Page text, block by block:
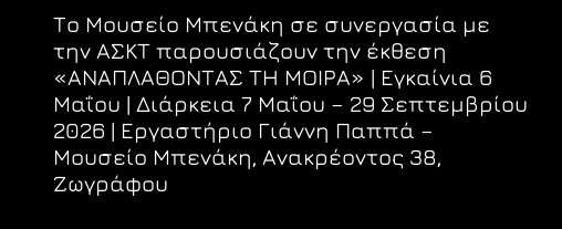
Το Μουσείο Μπενάκη σε συνεργασία με
την ΑΣΚΤ παρουσιάζουν την έκθεση
«ΑΝΑΠΛΑΘΟΝΤΑΣ ΤΗ ΜΟΙΡΑ» | Εγκαίνια 6
Μαΐου | Διάρκεια 7 Μαΐου – 29 Σεπτεμβρίου
2026 | Εργαστήριο Γιάννη Παππά –
Μουσείο Μπενάκη, Ανακρέοντος 38,
Ζωγράφου